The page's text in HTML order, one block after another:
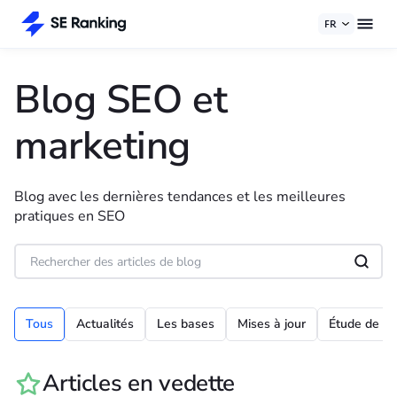
FR
Blog SEO et
marketing
Blog avec les dernières tendances et les meilleures
pratiques en SEO
Tous Actualités Les bases Mises à jour Étude de
Articles en vedette